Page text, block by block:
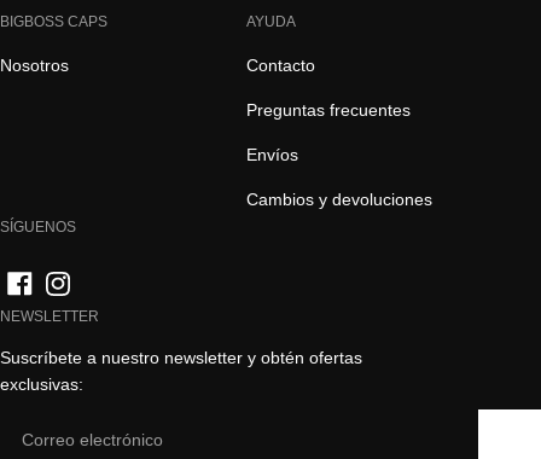
la la
BIGBOSS CAPS
Nosotros
AYUDA
Contacto
Preguntas frecuentes
Envíos
Cambios y devoluciones
SÍGUENOS
NEWSLETTER
Suscríbete a nuestro newsletter y obtén ofertas
exclusivas: